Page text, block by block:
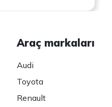
Araç markaları
Audi
Toyota
Renault